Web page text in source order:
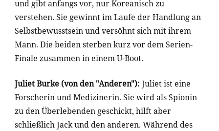
und gibt anfangs vor, nur Koreanisch zu
verstehen. Sie gewinnt im Laufe der Handlung an
Selbstbewusstsein und versöhnt sich mit ihrem
Mann. Die beiden sterben kurz vor dem Serien-
Finale zusammen in einem U-Boot.
Juliet Burke (von den "Anderen"): Juliet ist eine
Forscherin und Medizinerin. Sie wird als Spionin
zu den Überlebenden geschickt, hilft aber
schließlich Jack und den anderen. Während des